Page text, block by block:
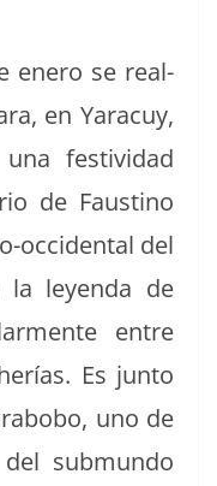
enero se real­
en Yaracuy,
fes­tivi­dad
de Fausti­no
occi­den­tal del
la leyen­da de
entre
Es jun­to
uno de
sub­mun­do